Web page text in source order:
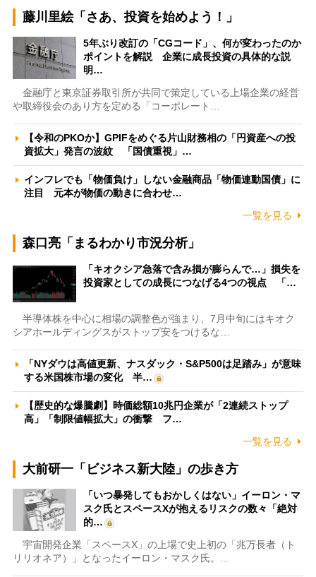
藤川里絵「さあ、投資を始めよう！」
5年ぶり改訂の「CGコード」、何が変わったのか
ポイントを解説 企業に成長投資の具体的な説
明…
金融庁と東京証券取引所が共同で策定している上場企業の経営
や取締役会のあり方を定める「コーポレート…
【令和のPKOか】GPIFをめぐる片山財務相の「円資産への投
資拡大」発言の波紋 「国債重視」…
インフレでも「物価負け」しない金融商品「物価連動国債」に
注目 元本が物価の動きに合わせ…
一覧を見る
森口亮「まるわかり市況分析」
「キオクシア急落で含み損が膨らんで…」損失を
投資家としての成長につなげる4つの視点 「…
半導体株を中心に相場の調整色が強まり、7月中旬にはキオク
シアホールディングスがストップ安をつけるな…
「NYダウは高値更新、ナスダック・S&P500は足踏み」が意味
する米国株市場の変化 半…
【歴史的な爆騰劇】時価総額10兆円企業が「2連続ストップ
高」「制限値幅拡大」の衝撃 フ…
一覧を見る
大前研一「ビジネス新大陸」の歩き方
「いつ暴発してもおかしくはない」イーロン・マ
スク氏とスペースXが抱えるリスクの数々「絶対
的…
宇宙開発企業「スペースX」の上場で史上初の「兆万長者（ト
リリオネア）」となったイーロン・マスク氏。…